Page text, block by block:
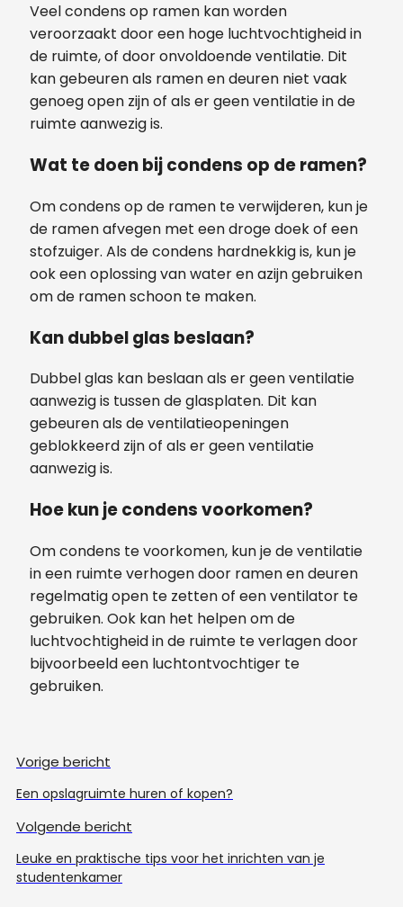
Veel condens op ramen kan worden
veroorzaakt door een hoge luchtvochtigheid in
de ruimte, of door onvoldoende ventilatie. Dit
kan gebeuren als ramen en deuren niet vaak
genoeg open zijn of als er geen ventilatie in de
ruimte aanwezig is.
Wat te doen bij condens op de ramen?
Om condens op de ramen te verwijderen, kun je
de ramen afvegen met een droge doek of een
stofzuiger. Als de condens hardnekkig is, kun je
ook een oplossing van water en azijn gebruiken
om de ramen schoon te maken.
Kan dubbel glas beslaan?
Dubbel glas kan beslaan als er geen ventilatie
aanwezig is tussen de glasplaten. Dit kan
gebeuren als de ventilatieopeningen
geblokkeerd zijn of als er geen ventilatie
aanwezig is.
Hoe kun je condens voorkomen?
Om condens te voorkomen, kun je de ventilatie
in een ruimte verhogen door ramen en deuren
regelmatig open te zetten of een ventilator te
gebruiken. Ook kan het helpen om de
luchtvochtigheid in de ruimte te verlagen door
bijvoorbeeld een luchtontvochtiger te
gebruiken.
Vorige bericht
Een opslagruimte huren of kopen?
Volgende bericht
Leuke en praktische tips voor het inrichten van je
studentenkamer